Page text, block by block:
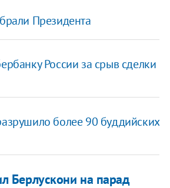
Президента
России за срыв сделки
более 90 буддийских
Берлускони на парад